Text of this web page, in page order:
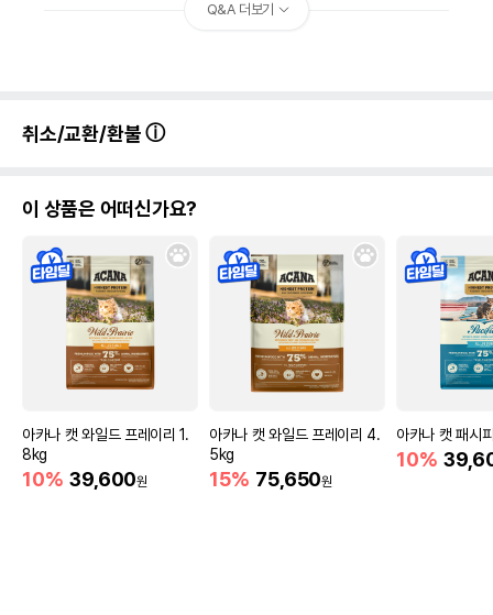
Q&A 더보기
취소/교환/환불
이 상품은 어떠신가요?
아카나 캣 와일드 프레이리 1.
8kg
10% 39,600원
아카나 캣 와일드 프레이리 4.
5kg
15% 75,650원
아카나 캣 패시
10%